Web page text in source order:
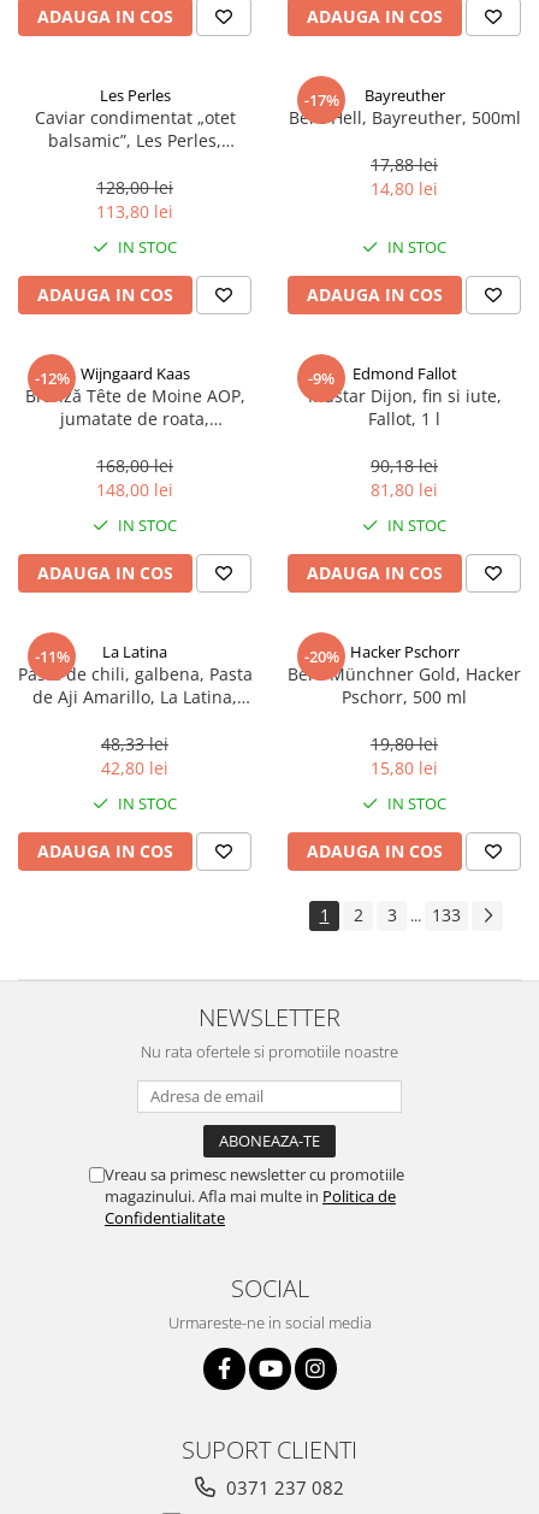
ADAUGA IN COS ADAUGA IN COS
Les Perles
Caviar condimentat „otet
balsamic”, Les Perles,
sferice, 200 g
128,00 lei
113,80 lei
IN STOC
ADAUGA IN COS
-17% Bayreuther
Bere Hell, Bayreuther, 500ml
17,88 lei
14,80 lei
IN STOC
ADAUGA IN COS
-12% Wijngaard Kaas
Brânză Tête de Moine AOP,
jumatate de roata,
168,00 lei
148,00 lei
IN STOC
ADAUGA IN COS
-9% Edmond Fallot
Mustar Dijon, fin si iute,
Fallot, 1 l
90,18 lei
81,80 lei
IN STOC
ADAUGA IN COS
-11% La Latina
Pasta de chili, galbena, Pasta
de Aji Amarillo, La Latina,
48,33 lei
42,80 lei
IN STOC
ADAUGA IN COS
-20% Hacker Pschorr
Bere Münchner Gold, Hacker
Pschorr, 500 ml
19,80 lei
15,80 lei
IN STOC
ADAUGA IN COS
1 2 3 ... 133
NEWSLETTER
Nu rata ofertele si promotiile noastre
Vreau sa primesc newsletter cu promotiile
magazinului. Afla mai multe in Politica de
Confidentialitate
SOCIAL
Urmareste-ne in social media
SUPORT CLIENTI
0371 237 082